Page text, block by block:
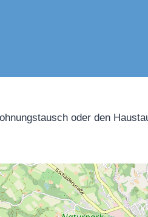
oder den